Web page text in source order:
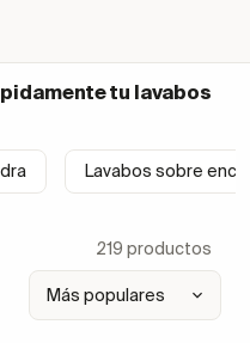
tu lavabos
Lavabos sobre
219 productos